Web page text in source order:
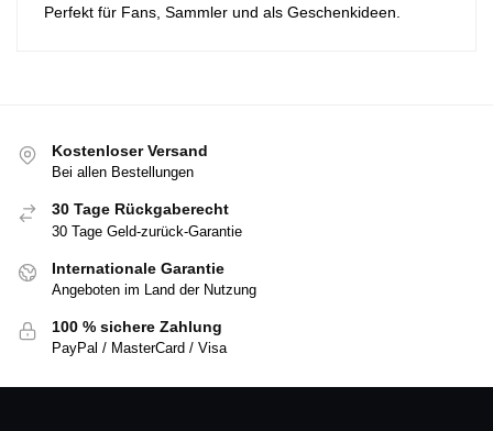
Perfekt für Fans, Sammler und als Geschenkideen.
Kostenloser Versand
Bei allen Bestellungen
30 Tage Rückgaberecht
30 Tage Geld-zurück-Garantie
Internationale Garantie
Angeboten im Land der Nutzung
100 % sichere Zahlung
PayPal / MasterCard / Visa